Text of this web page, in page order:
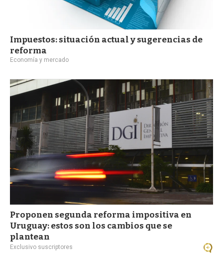
Impuestos: situación actual y sugerencias de
reforma
Economía y mercado
Proponen segunda reforma impositiva en
Uruguay: estos son los cambios que se
plantean
Exclusivo suscriptores